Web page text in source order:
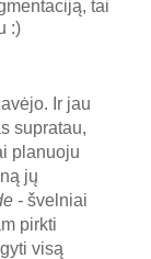
tai
:)
Ir jau
supratau,
planuoju
jų
- švelniai
pirkti
visą